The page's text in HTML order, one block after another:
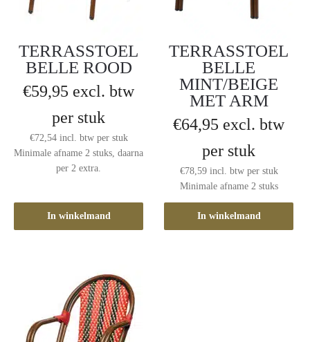
TERRASSTOEL
BELLE ROOD
€59,95 excl. btw
per stuk
€72,54 incl. btwper stuk
Minimale afname 2 stuks, daarna
per 2 extra.
In winkelmand
TERRASSTOEL
BELLE
MINT/BEIGE
MET ARM
€64,95 excl. btw
per stuk
€78,59 incl. btwper stuk
Minimale afname 2 stuks
In winkelmand